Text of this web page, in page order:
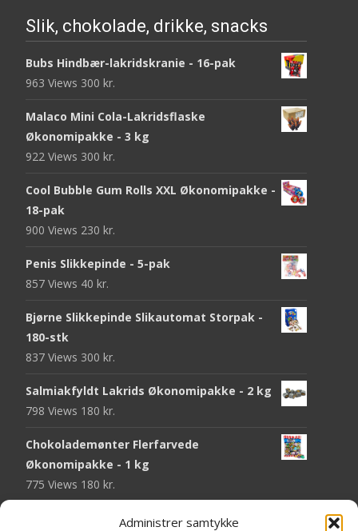
Administrer samtykke
Slik, chokolade, drikke, snacks
Bubs Hindbær-lakridskranie - 16-pak
963 Views 300 kr.
Malaco Mini Cola-Lakridsflaske
Økonomipakke - 3 kg
922 Views 300 kr.
Cool Bubble Gum Rolls XXL Økonomipakke -
18-pak
900 Views 230 kr.
Penis Slikkepinde - 5-pak
857 Views 40 kr.
Bjørne Slikkepinde Slikautomat Storpak -
180-stk
837 Views 300 kr.
Salmiakfyldt Lakrids Økonomipakke - 2 kg
798 Views 180 kr.
Chokolademønter Flerfarvede
Økonomipakke - 1 kg
775 Views 180 kr.
Malaco Stjerner Lakrids - 92 gram